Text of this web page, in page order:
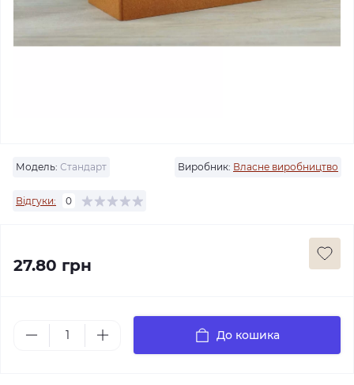
Модель: Стандарт Виробник: Власне виробництво
Відгуки: 0
27.80 грн
До кошика